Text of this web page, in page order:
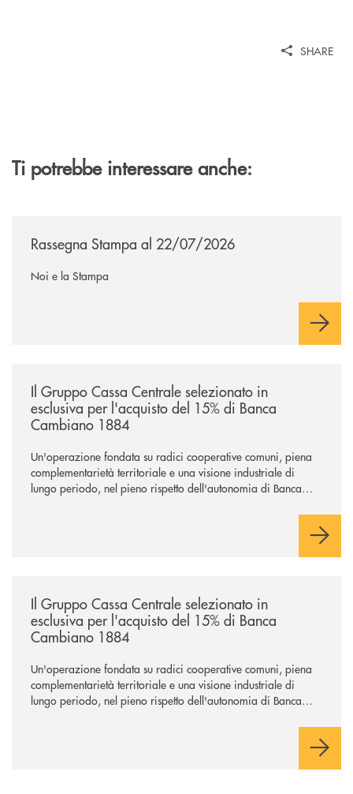
SHARE
Ti potrebbe interessare anche:
Rassegna Stampa al 22/07/2026
Noi e la Stampa
Il Gruppo Cassa Centrale selezionato in
esclusiva per l'acquisto del 15% di Banca
Cambiano 1884
Un'operazione fondata su radici cooperative comuni, piena
complementarietà territoriale e una visione industriale di
lungo periodo, nel pieno rispetto dell'autonomia di Banca
negoziazione esclusiva per la finalizzazione dell’operazione.
Il Gruppo Cassa Centrale selezionato in
esclusiva per l'acquisto del 15% di Banca
Cambiano 1884
Un'operazione fondata su radici cooperative comuni, piena
complementarietà territoriale e una visione industriale di
lungo periodo, nel pieno rispetto dell'autonomia di Banca
negoziazione esclusiva per la finalizzazione dell’operazione.